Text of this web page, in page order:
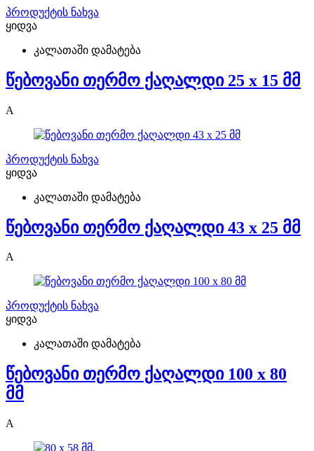
პროდუქტის ნახვა
ყიდვა
კალათაში დამატება
წებოვანი თერმო ქაღალდი 25 x 15 მმ
A
პროდუქტის ნახვა
ყიდვა
კალათაში დამატება
წებოვანი თერმო ქაღალდი 43 x 25 მმ
A
პროდუქტის ნახვა
ყიდვა
კალათაში დამატება
წებოვანი თერმო ქაღალდი 100 x 80
მმ
A